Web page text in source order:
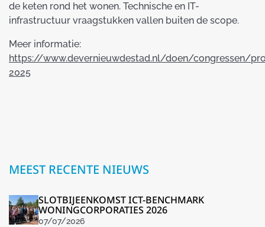
de keten rond het wonen. Technische en IT-
infrastructuur vraagstukken vallen buiten de scope.
Meer informatie:
https://www.devernieuwdestad.nl/doen/congressen/
2025
MEEST RECENTE NIEUWS
SLOTBIJEENKOMST ICT-BENCHMARK
WONINGCORPORATIES 2026
07/07/2026